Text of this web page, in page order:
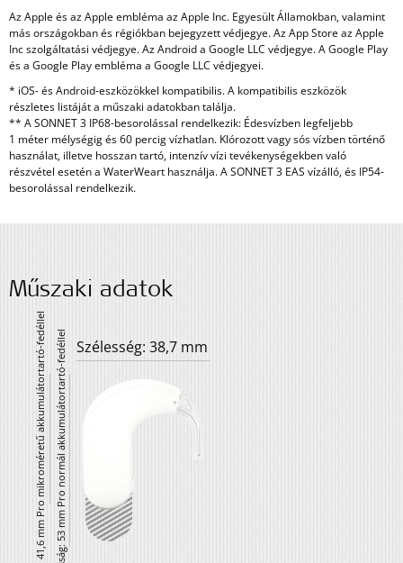
Az Apple és az Apple embléma az Apple Inc. Egyesült Államokban, valamint
más országokban és régiókban bejegyzett védjegye. Az App Store az Apple
Inc szolgáltatási védjegye. Az Android a Google LLC védjegye. A Google Play
és a Google Play embléma a Google LLC védjegyei.
* iOS- és Android-eszközökkel kompatibilis. A kompatibilis eszközök
részletes listáját a műszaki adatokban találja.
** A SONNET 3 IP68-besorolással rendelkezik: Édesvízben legfeljebb
1 méter mélységig és 60 percig vízhatlan. Klórozott vagy sós vízben történő
használat, illetve hosszan tartó, intenzív vízi tevékenységekben való
részvétel esetén a WaterWeart használja. A SONNET 3 EAS vízálló, és IP54-
besorolással rendelkezik.
Műszaki adatok
Szélesség: 38,7 mm
Magasság: 53 mm Pro normál akkumulátortartó-fedéllel
Magasság: 41,6 mm Pro mikroméretű akkumulátortartó-fedéllel